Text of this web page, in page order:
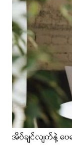
အိပ်ချင်လျက်နဲ့ ပ